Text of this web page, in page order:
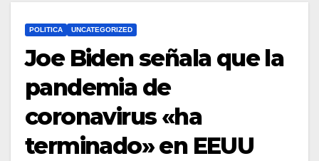
POLITICA UNCATEGORIZED
Joe Biden señala que la
pandemia de
coronavirus «ha
terminado» en EEUU